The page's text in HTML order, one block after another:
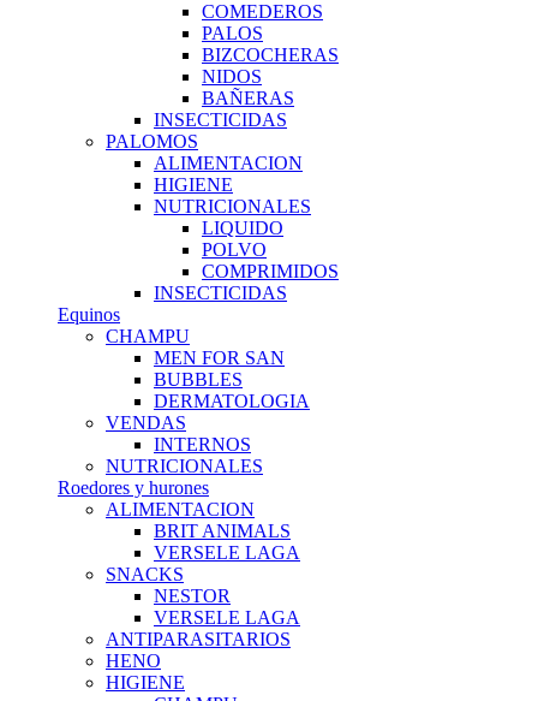
COMEDEROS
PALOS
BIZCOCHERAS
NIDOS
BAÑERAS
INSECTICIDAS
PALOMOS
ALIMENTACION
HIGIENE
NUTRICIONALES
LIQUIDO
POLVO
COMPRIMIDOS
INSECTICIDAS
Equinos
CHAMPU
MEN FOR SAN
BUBBLES
DERMATOLOGIA
VENDAS
INTERNOS
NUTRICIONALES
Roedores y hurones
ALIMENTACION
BRIT ANIMALS
VERSELE LAGA
SNACKS
NESTOR
VERSELE LAGA
ANTIPARASITARIOS
HENO
HIGIENE